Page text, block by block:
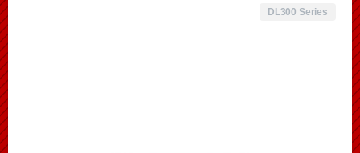
DL300 Series